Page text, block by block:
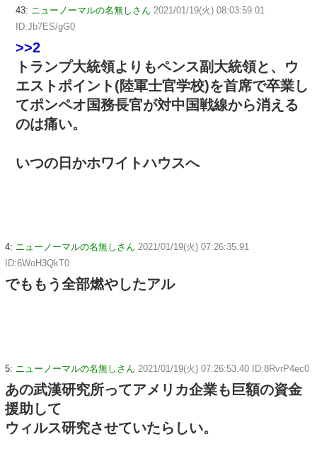
43: ニューノーマルの名無しさん 2021/01/19(火) 08:03:59.01
ID:Jb7ES/gG0
>>2
トランプ大統領よりもペンス副大統領と、ウ
エストポイント(陸軍士官学校)を首席で卒業し
てポンペオ国務長官が対中国戦線から消える
のは痛い。
いつの日かホワイトハウスへ
4: ニューノーマルの名無しさん 2021/01/19(火) 07:26:35.91
ID:6WoH3QkT0
でももう全部燃やしたアル
5: ニューノーマルの名無しさん 2021/01/19(火) 07:26:53.40 ID:8RvrP4ec0
あの武漢研究所ってアメリカ企業も巨額の資金
援助して
ウィルス研究させていたらしい。